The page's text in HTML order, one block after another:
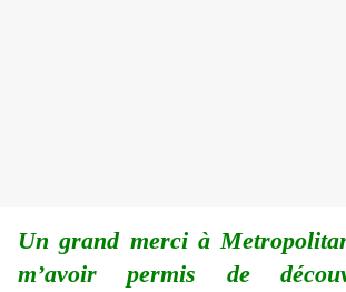
Un grand merci à
m’avoir permis de